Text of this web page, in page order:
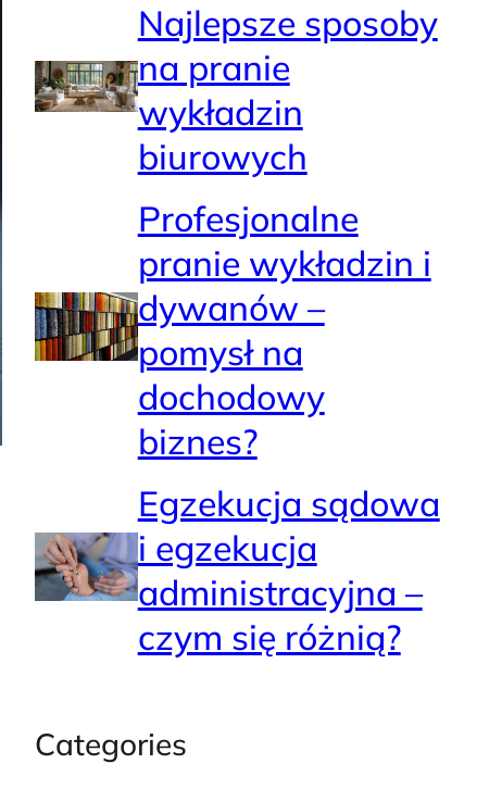
Najlepsze sposoby
na pranie
wykładzin
biurowych
Profesjonalne
pranie wykładzin i
dywanów –
pomysł na
dochodowy
biznes?
Egzekucja sądowa
i egzekucja
administracyjna –
czym się różnią?
Categories